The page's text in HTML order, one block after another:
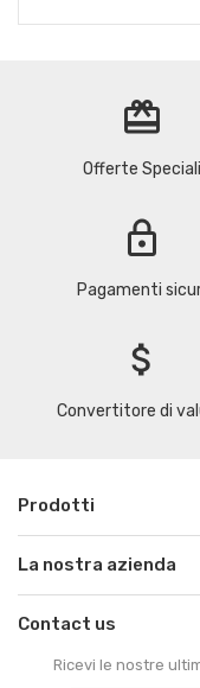
redeem
Offerte Speciali
lock
Pagamenti
attach_money
Convertitore di
Prodotti
La nostra azienda
Contact us
Ricevi le nostre